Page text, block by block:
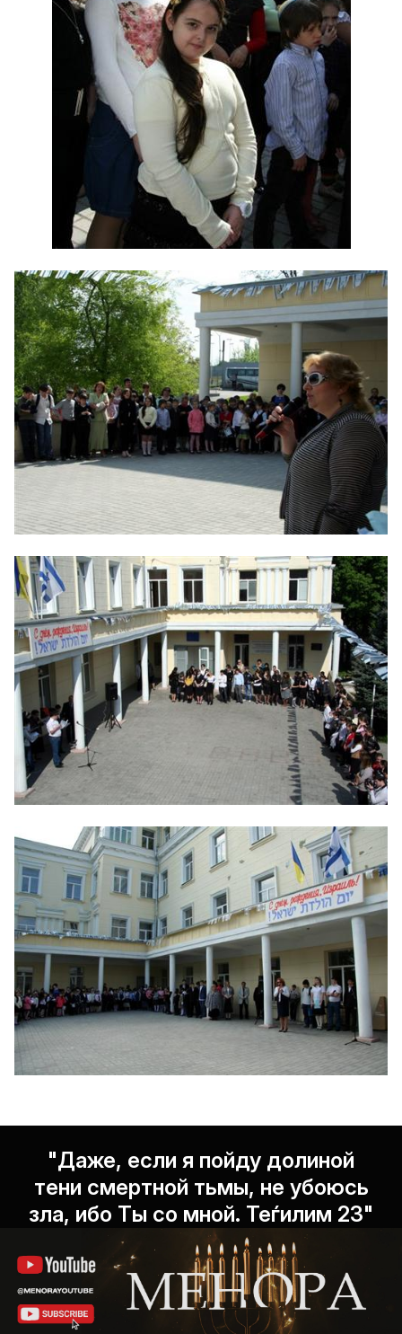
"Даже, если я пойду долиной
тени смертной тьмы, не убоюсь
зла, ибо Ты со мной. Теѓилим 23"